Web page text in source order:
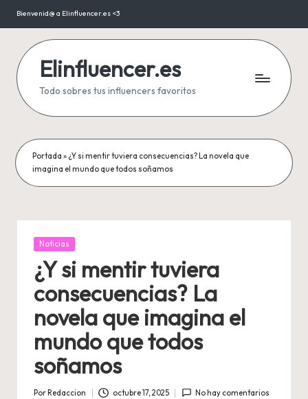
Saltar
contenido
Bienvenid@ a Elinfluencer.es <3
Elinfluencer.es
Todo sobres tus influencers favoritos
Portada » ¿Y si mentir tuviera consecuencias? La novela que
imagina el mundo que todos soñamos
Publicada
Noticias
¿Y si mentir tuviera
consecuencias? La
novela que imagina el
mundo que todos
soñamos
Por Redaccion octubre 17, 2025 No hay comentarios